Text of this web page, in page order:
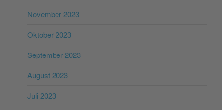
November 2023
Oktober 2023
September 2023
August 2023
Juli 2023